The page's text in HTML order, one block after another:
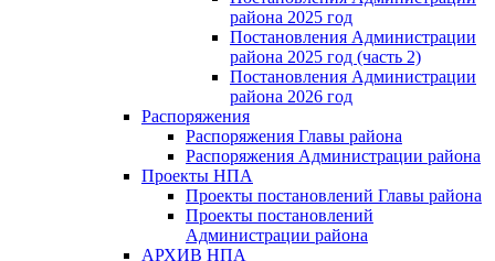
района 2025 год
Постановления Администрации
района 2025 год (часть 2)
Постановления Администрации
района 2026 год
Распоряжения
Распоряжения Главы района
Распоряжения Администрации района
Проекты НПА
Проекты постановлений Главы района
Проекты постановлений
Администрации района
АРХИВ НПА